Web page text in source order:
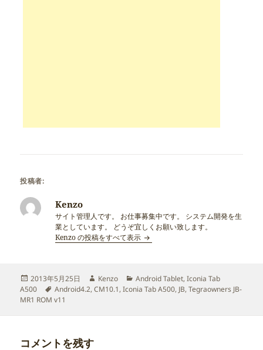
投稿者:
Kenzo
サイト管理人です。 お仕事募集中です。 システム開発を生
業としています。 どうぞ宜しくお願い致します。
Kenzo の投稿をすべて表示
投
稿
日:
2013年5月25日
作
成
Kenzo
カ
テ
Android Tablet,Iconia Tab
A500
タ
グ
Android4.2,CM10.1,Iconia Tab A500, JB,Tegraowners JB-
MR1 ROM v11
コメントを残す